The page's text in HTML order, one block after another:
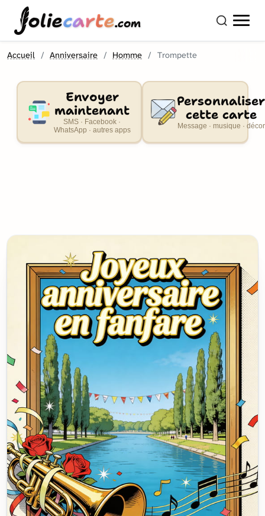
oliecarte.com
Accueil Anniversaire Homme Trompette
Envoyer
maintenant
SMS · Facebook ·
WhatsApp · autres apps
Personnaliser
cette carte
Message · musique · décor